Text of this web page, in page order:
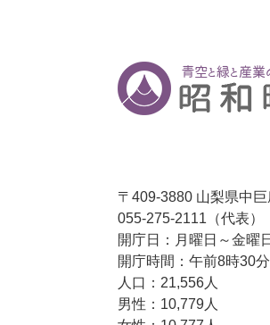
〒409-3880 山梨県中
055-275-2111（代表）
開庁日：月曜日～金曜
開庁時間：午前8時30
人口：21,556人
男性：10,779人